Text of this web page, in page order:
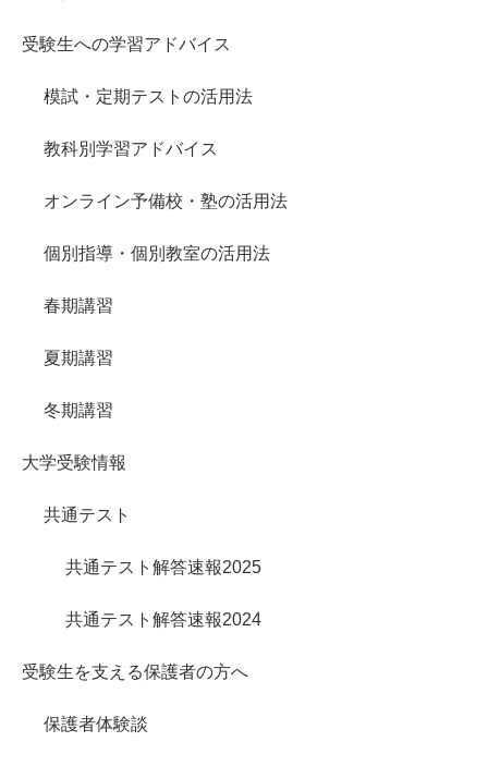
受験生への学習アドバイス
模試・定期テストの活用法
教科別学習アドバイス
オンライン予備校・塾の活用法
個別指導・個別教室の活用法
春期講習
夏期講習
冬期講習
大学受験情報
共通テスト
共通テスト解答速報2025
共通テスト解答速報2024
受験生を支える保護者の方へ
保護者体験談